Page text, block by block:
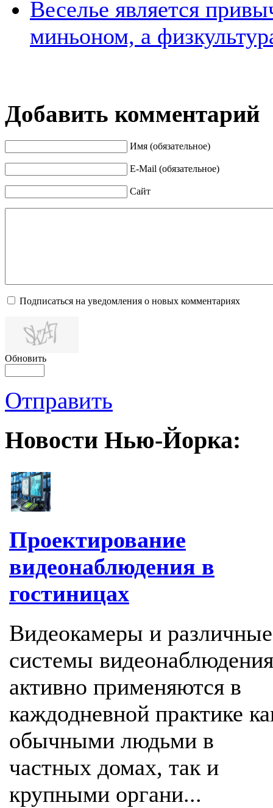
Веселье является
миньоном, а
Добавить комментарий
Имя (обязательное)
E-Mail (обязательное)
Сайт
Подписаться на уведомления о новых комментариях
Обновить
Отправить
Новости Нью-Йорка:
Проектирование
видеонаблюдения в
гостиницах
Видеокамеры и различные
системы видеонаблюдения
активно применяются в
каждодневной практике
обычными людьми в
частных домах, так и
крупными органи...